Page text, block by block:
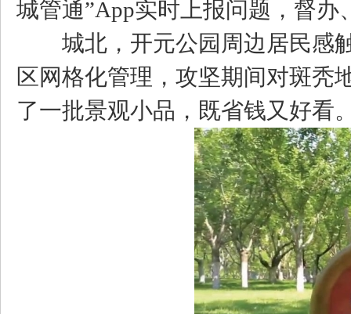
城管通”App实时上报问题，督
城北，开元公园周边居民感触
区网格化管理，攻坚期间对斑秃
了一批景观小品，既省钱又好看